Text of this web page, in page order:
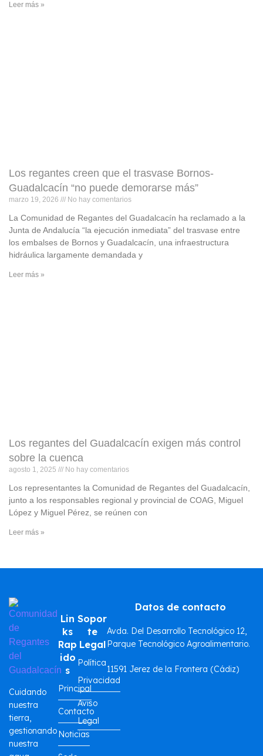
Leer más »
Los regantes creen que el trasvase Bornos-
Guadalcacín “no puede demorarse más”
marzo 19, 2026 No hay comentarios
La Comunidad de Regantes del Guadalcacín ha reclamado a la
Junta de Andalucía “la ejecución inmediata” del trasvase entre
los embalses de Bornos y Guadalcacín, una infraestructura
hidráulica largamente demandada y
Leer más »
Los regantes del Guadalcacín exigen más control
sobre la cuenca
agosto 1, 2025 No hay comentarios
Los representantes la Comunidad de Regantes del Guadalcacín,
junto a los responsables regional y provincial de COAG, Miguel
López y Miguel Pérez, se reúnen con
Leer más »
Cuidando
nuestra
tierra,
gestionando
nuestra
Lin
ks
Rap
ido
s
Principal
Contacto
Noticias
Sopor
te
Legal
Política
Privacidad
Aviso
Legal
Datos de contacto
Avda. Del Desarrollo Tecnológico 12,
Parque Tecnológico Agroalimentario.
11591 Jerez de la Frontera (Cádiz)